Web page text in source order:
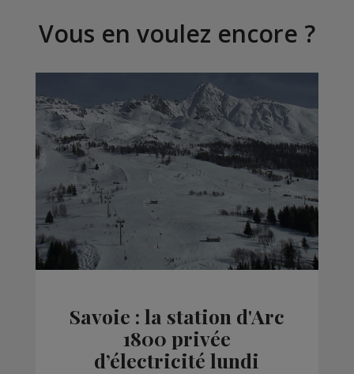
Vous en voulez encore ?
Savoie : la station d'Arc
1800 privée
d’électricité lundi